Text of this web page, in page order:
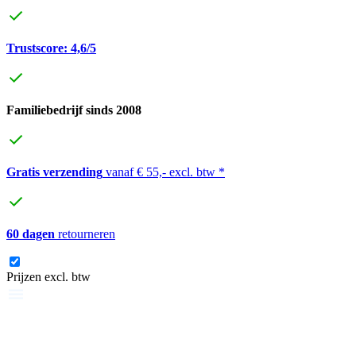
Trustscore: 4,6/5
Familiebedrijf sinds 2008
Gratis verzending vanaf € 55,- excl. btw *
60 dagen retourneren
Prijzen excl. btw